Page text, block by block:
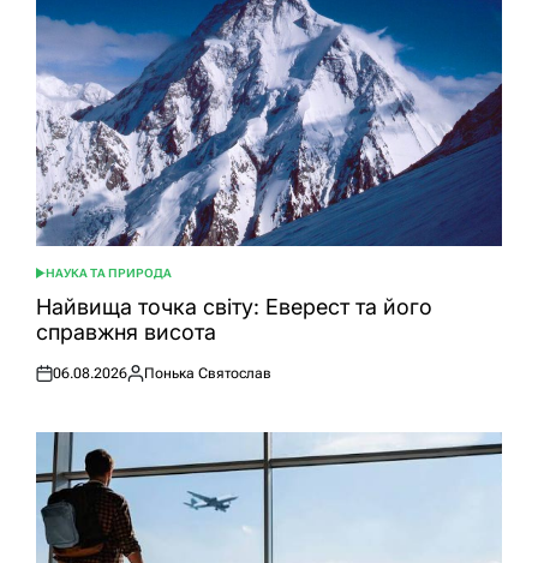
ОПУБЛІКУВАТИ
У
НАУКА ТА ПРИРОДА
Найвища точка світу: Еверест та його
справжня висота
Оприлюднено
06.08.2026
Опубліковано
Понька Святослав